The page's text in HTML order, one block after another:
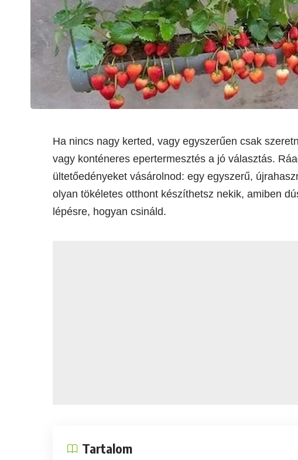
Ha nincs nagy kerted, vagy egyszerűen csak
vagy konténeres epertermesztés a jó választás.
ültetőedényeket vásárolnod: egy egyszerű,
olyan tökéletes otthont készíthetsz nekik, amiben
lépésre, hogyan csináld.
Tartalom